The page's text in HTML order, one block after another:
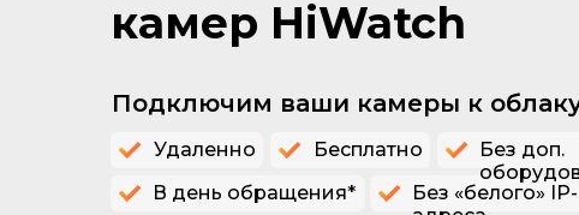
камер HiWatch
Подключим ваши камеры к
Без «белого» IP-
Без доп.
В день обращения*
Бесплатно
Удаленно